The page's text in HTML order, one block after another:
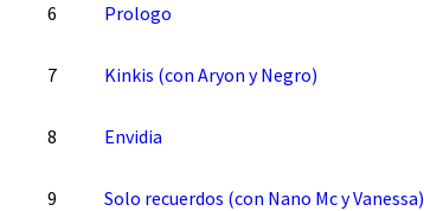
6 Prologo
7 Kinkis (con Aryon y Negro)
8 Envidia
9 Solo recuerdos (con Nano Mc y Vanessa)